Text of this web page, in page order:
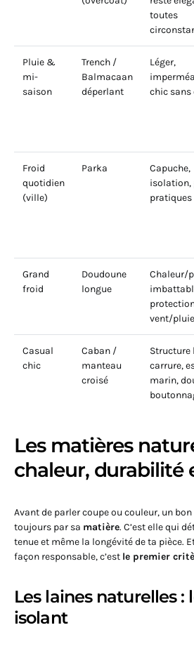
toutes
Pluie &
mi-
saison
Trench /
Balmacaan
déperlant
Léger,
chic
Froid
quotidien
(ville)
Parka
Capuche,
isolation,
pratiques
Grand
froid
Doudoune
longue
Chaleur/
vent/pluie
Casual
chic
Caban /
manteau
croisé
Structure
carrure,
marin,
Les matières
chaleur, durabilité
Avant de parler coupe ou couleur, un
toujours par sa matière. C’est elle qui
tenue et même la longévité de ta pièce.
façon responsable, c’est le premier
Les laines naturelles :
isolant